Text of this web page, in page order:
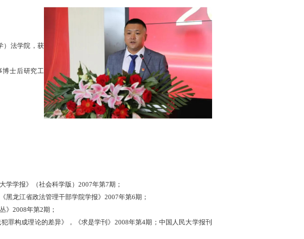
）法学院，获
博士后研究工
学学报》（社会科学版） 2007年第7期；
黑龙江省政法管理干部学院学报》 2007年第6期；
》 2008年第2期；
罪构成理论的差异》，《求是学刊》2008年第4期； 中国人民大学报刊